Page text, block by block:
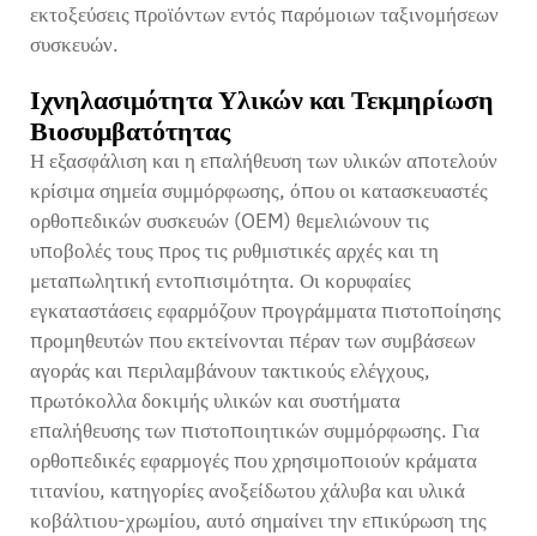
εκτοξεύσεις προϊόντων εντός παρόμοιων ταξινομήσεων
συσκευών.
Ιχνηλασιμότητα Υλικών και Τεκμηρίωση
Βιοσυμβατότητας
Η εξασφάλιση και η επαλήθευση των υλικών αποτελούν
κρίσιμα σημεία συμμόρφωσης, όπου οι κατασκευαστές
ορθοπεδικών συσκευών (OEM) θεμελιώνουν τις
υποβολές τους προς τις ρυθμιστικές αρχές και τη
μεταπωλητική εντοπισιμότητα. Οι κορυφαίες
εγκαταστάσεις εφαρμόζουν προγράμματα πιστοποίησης
προμηθευτών που εκτείνονται πέραν των συμβάσεων
αγοράς και περιλαμβάνουν τακτικούς ελέγχους,
πρωτόκολλα δοκιμής υλικών και συστήματα
επαλήθευσης των πιστοποιητικών συμμόρφωσης. Για
ορθοπεδικές εφαρμογές που χρησιμοποιούν κράματα
τιτανίου, κατηγορίες ανοξείδωτου χάλυβα και υλικά
κοβάλτιου-χρωμίου, αυτό σημαίνει την επικύρωση της